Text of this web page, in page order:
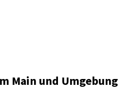
Main und Umgebung